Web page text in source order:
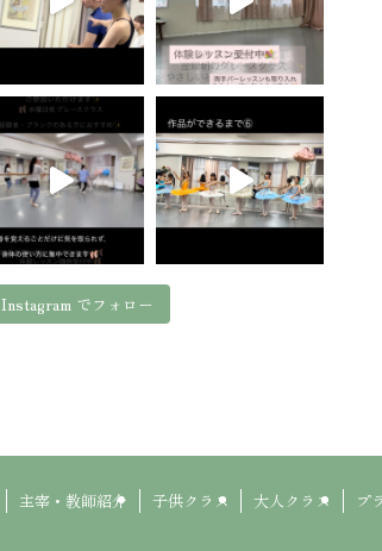
Instagram でフォロー
主宰・教師紹介 子供クラス 大人クラス プ